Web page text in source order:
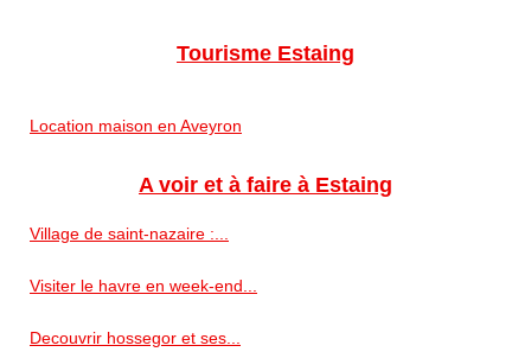
Tourisme Estaing
Location maison en Aveyron
A voir et à faire à Estaing
Village de saint-nazaire :...
Visiter le havre en week-end...
Decouvrir hossegor et ses...